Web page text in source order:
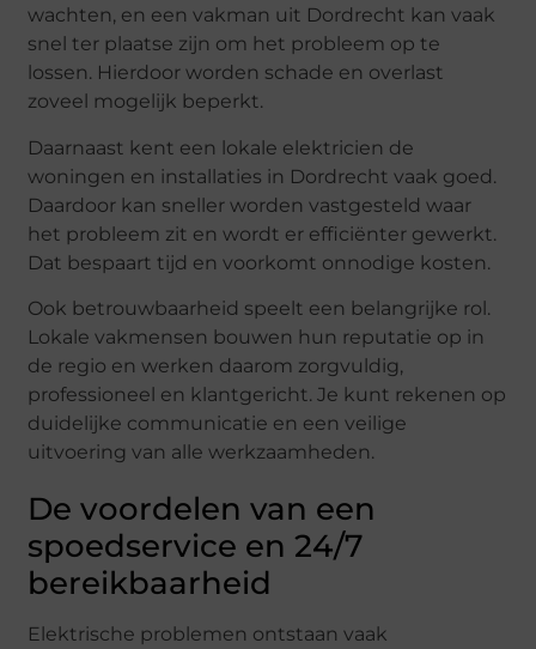
wachten, en een vakman uit Dordrecht kan vaak
snel ter plaatse zijn om het probleem op te
lossen. Hierdoor worden schade en overlast
zoveel mogelijk beperkt.
Daarnaast kent een lokale elektricien de
woningen en installaties in Dordrecht vaak goed.
Daardoor kan sneller worden vastgesteld waar
het probleem zit en wordt er efficiënter gewerkt.
Dat bespaart tijd en voorkomt onnodige kosten.
Ook betrouwbaarheid speelt een belangrijke rol.
Lokale vakmensen bouwen hun reputatie op in
de regio en werken daarom zorgvuldig,
professioneel en klantgericht. Je kunt rekenen op
duidelijke communicatie en een veilige
uitvoering van alle werkzaamheden.
De voordelen van een
spoedservice en 24/7
bereikbaarheid
Elektrische problemen ontstaan vaak